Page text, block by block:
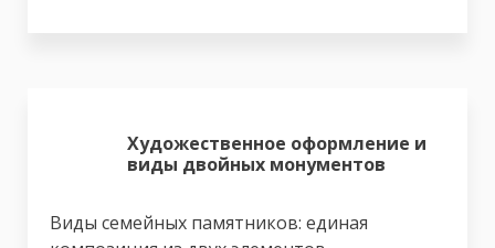
Художественное оформление и
виды двойных монументов
Виды семейных памятников: единая